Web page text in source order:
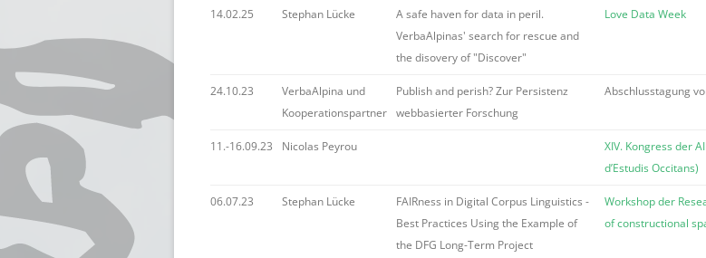
14.02.25 Stephan Lücke
A safe haven for data in peril.
VerbaAlpinas' search for rescue and
the disovery of "Discover"
Love Data Week
24.10.23
VerbaAlpina und
Kooperationspartner
Publish and perish? Zur Persistenz
webbasierter Forschung
Abschlusstagung
11.-16.09.23 Nicolas Peyrou
XIV. Kongress der
d’Estudis Occitans)
06.07.23 Stephan Lücke
FAIRness in Digital Corpus Linguistics -
Best Practices Using the Example of
the DFG Long-Term Project
Workshop der
of constructional